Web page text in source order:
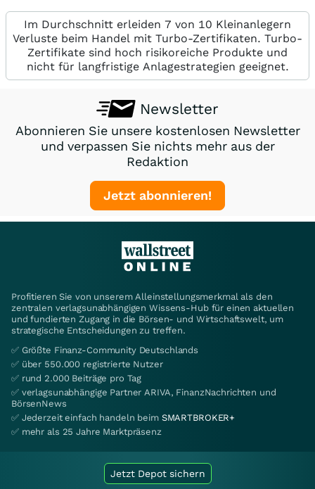
Im Durchschnitt erleiden 7 von 10 Kleinanlegern
Verluste beim Handel mit Turbo-Zertifikaten. Turbo-
Zertifikate sind hoch risikoreiche Produkte und
nicht für langfristige Anlagestrategien geeignet.
Newsletter
Abonnieren Sie unsere kostenlosen Newsletter
und verpassen Sie nichts mehr aus der
Redaktion
Jetzt abonnieren!
Profitieren Sie von unserem Alleinstellungsmerkmal als den
zentralen verlagsunabhängigen Wissens-Hub für einen aktuellen
und fundierten Zugang in die Börsen- und Wirtschaftswelt, um
strategische Entscheidungen zu treffen.
✅ Größte Finanz-Community Deutschlands
✅ über 550.000 registrierte Nutzer
✅ rund 2.000 Beiträge pro Tag
✅ verlagsunabhängige Partner ARIVA, FinanzNachrichten und
BörsenNews
✅ Jederzeit einfach handeln beim SMARTBROKER+
✅ mehr als 25 Jahre Marktpräsenz
Jetzt Depot sichern